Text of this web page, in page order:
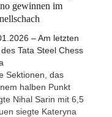
gewinnen im
– Am letzten
Tata Steel Chess
Sektionen, das
halben Punkt
Nihal Sarin mit 6,5
siegte Kateryna